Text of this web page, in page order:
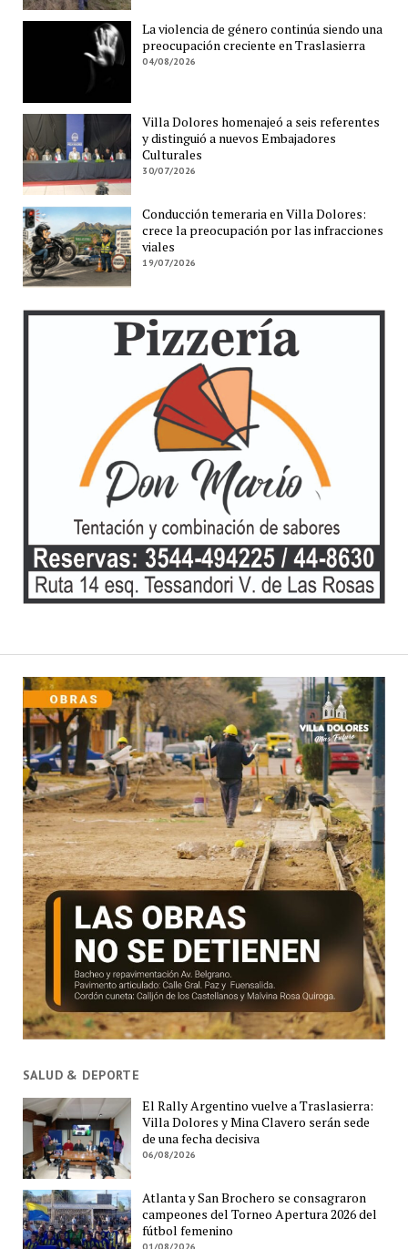
La violencia de género continúa siendo una
preocupación creciente en Traslasierra
04/08/2026
Villa Dolores homenajeó a seis referentes
y distinguió a nuevos Embajadores
Culturales
30/07/2026
Conducción temeraria en Villa Dolores:
crece la preocupación por las infracciones
viales
19/07/2026
SALUD & DEPORTE
El Rally Argentino vuelve a Traslasierra:
Villa Dolores y Mina Clavero serán sede
de una fecha decisiva
06/08/2026
Atlanta y San Brochero se consagraron
campeones del Torneo Apertura 2026 del
fútbol femenino